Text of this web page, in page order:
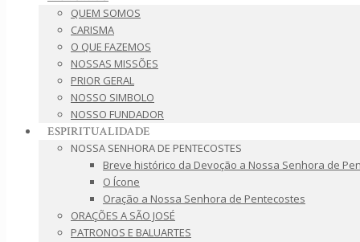
QUEM SOMOS
CARISMA
O QUE FAZEMOS
NOSSAS MISSÕES
PRIOR GERAL
NOSSO SIMBOLO
NOSSO FUNDADOR
ESPIRITUALIDADE
NOSSA SENHORA DE PENTECOSTES
Breve histórico da Devoção a Nossa Senhora de
O Ícone
Oração a Nossa Senhora de Pentecostes
ORAÇÕES A SÃO JOSÉ
PATRONOS E BALUARTES